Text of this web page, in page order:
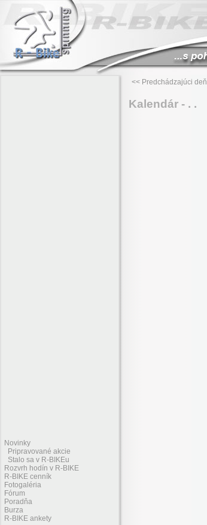
Novinky
Pripravované akcie
Stalo sa v R-BIKEu
Rozvrh hodín v R-BIKE
R-BIKE cenník
Fotogaléria
Fórum
Poradňa
Burza
R-BIKE ankety
<< Predchádzajúci deň
Kalendár - . .